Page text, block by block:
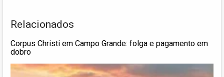
Relacionados
Corpus Christi em Campo Grande: folga e pagamento em
dobro